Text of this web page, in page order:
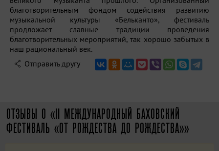
благотворительным фондом содействия развитию
музыкальной культуры «Бельканто», фестиваль
продложает славные традиции проведения
благотворительных мероприятий, так хорошо забытых в
наш рациональный век.
Отправить другу
ОТЗЫВЫ О «II МЕЖДУНАРОДНЫЙ БАХОВСКИЙ
ФЕСТИВАЛЬ «ОТ РОЖДЕСТВА ДО РОЖДЕСТВА»»